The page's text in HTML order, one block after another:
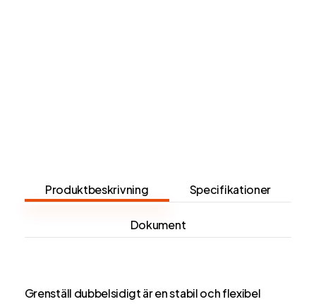
Produktbeskrivning Specifikationer
Dokument
Grenställ dubbelsidigt är en stabil och flexibel